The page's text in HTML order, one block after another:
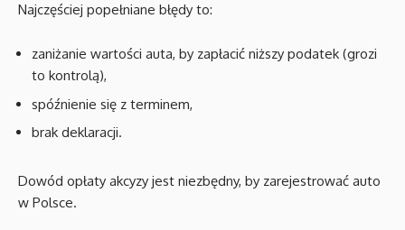
Najczęściej popełniane błędy to:
zaniżanie wartości auta, by zapłacić niższy podatek (grozi
to kontrolą),
spóźnienie się z terminem,
brak deklaracji.
Dowód opłaty akcyzy jest niezbędny, by zarejestrować auto
w Polsce.